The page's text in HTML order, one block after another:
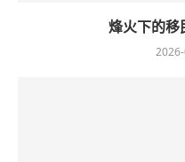
烽火下的移